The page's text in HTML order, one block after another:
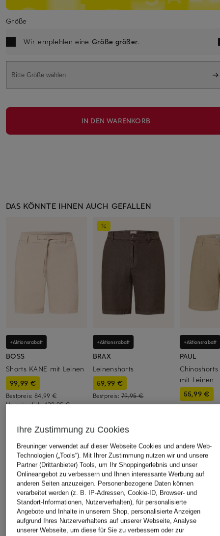
Größe
Wir empfehlen eine Größe größer.
Bitte Größe wählen
IN DEN WARENKORB
DAS KÖNNTE IHNEN AUCH GEFALLEN
+Aktionsrabatt
BOSS
Shorts KANE mit Leinen
99,99 €
Bestpreis:84,99 €
Ursprünglich:139,95 €
+Aktionsrabatt
BRAX
Leinenshorts
59,99 €
Bestpreis: 79,95 €
+Aktionsrabatt
PAUL
mit Leinen
55,99 €
Bestpreis:
ÄHNLICHE ARTIKEL ENTDECKEN
Ihre Zustimmung zu Cookies
Breuninger verwendet auf dieser Webseite Cookies und andere Web-
Technologien („Tools“). Mit Ihrer Zustimmung nutzen wir und unsere
Partner (Drittanbieter) Tools, um Ihr Shoppingerlebnis und unser
Onlineangebot zu verbessern und Ihnen interessante Werbung auf
anderen Seiten anzuzeigen. Personenbezogene Daten können
verarbeitet werden (z. B. IP-Adressen, Cookie-ID, Browser- und
Standort-Informationen, Nutzerverhalten), für personalisierte
Angebote und Inhalte in unserem Shop, personalisierte Anzeigen
aufgrund Ihres Nutzerverhaltens auf unserer Webseite, Analyse
unserer Webseite, um diese für Sie zu verbessern oder zur